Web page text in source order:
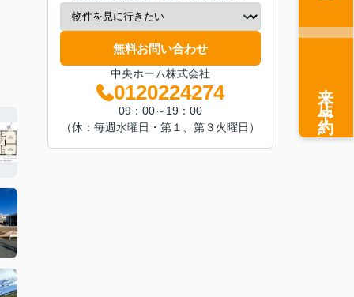
無料お問い合わせ
中央ホーム株式会社
0120224274
09：00～19：00
（休：毎週水曜日・第１、第３火曜日）
来店予約